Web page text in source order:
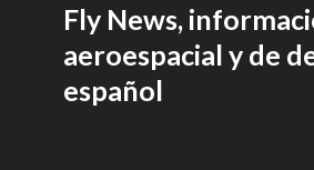
Fly News,
aeroespacial y de
español